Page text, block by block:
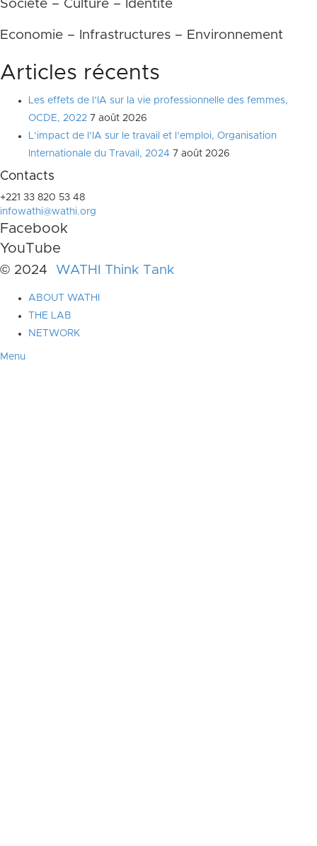
Société – Culture – Identité
Economie – Infrastructures – Environnement
Articles récents
Les effets de l’IA sur la vie professionnelle des femmes,
OCDE, 2022 7 août 2026
L’impact de l’IA sur le travail et l’emploi, Organisation
Internationale du Travail, 2024 7 août 2026
Contacts
+221 33 820 53 48
infowathi@wathi.org
Facebook
YouTube
© 2024 WATHI Think Tank
ABOUT WATHI
THE LAB
NETWORK
Menu